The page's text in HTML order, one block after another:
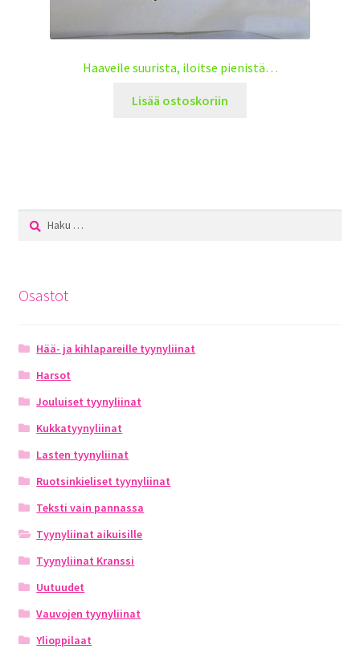
Haaveile suurista, iloitse pienistä…
Lisää ostoskoriin
Haku:
Osastot
Hää- ja kihlapareille tyynyliinat
Harsot
Jouluiset tyynyliinat
Kukkatyynyliinat
Lasten tyynyliinat
Ruotsinkieliset tyynyliinat
Teksti vain pannassa
Tyynyliinat aikuisille
Tyynyliinat Kranssi
Uutuudet
Vauvojen tyynyliinat
Ylioppilaat